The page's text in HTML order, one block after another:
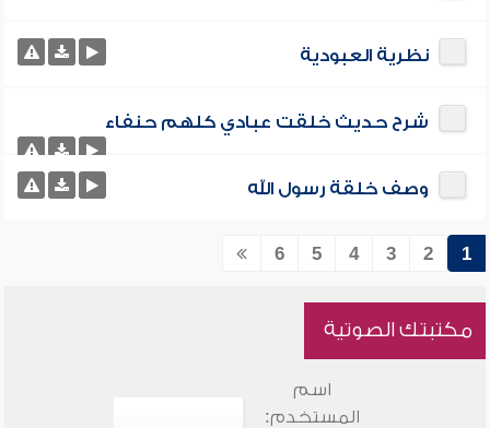
نظرية العبودية
شرح حديث خلقت عبادي كلهم حنفاء
وصف خلقة رسول الله
1
2
3
4
5
6
مكتبتك الصوتية
اسم
المستخدم: